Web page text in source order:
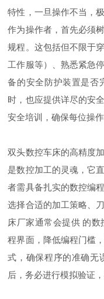
特性，一旦操作不当，
作为操作者，首先必须
规程。这包括但不限于
工作服等）、熟悉紧急
备的安全防护装置是否
时，也应提供详尽的安
安全培训，确保每位操
双头数控车床的高精度
是数控加工的灵魂，它
者需具备扎实的数控编
选择合适的加工策略、
床厂家通常会提供 的
程界面，降低编程门槛
式，确保程序的准确无
后，务必进行模拟验证